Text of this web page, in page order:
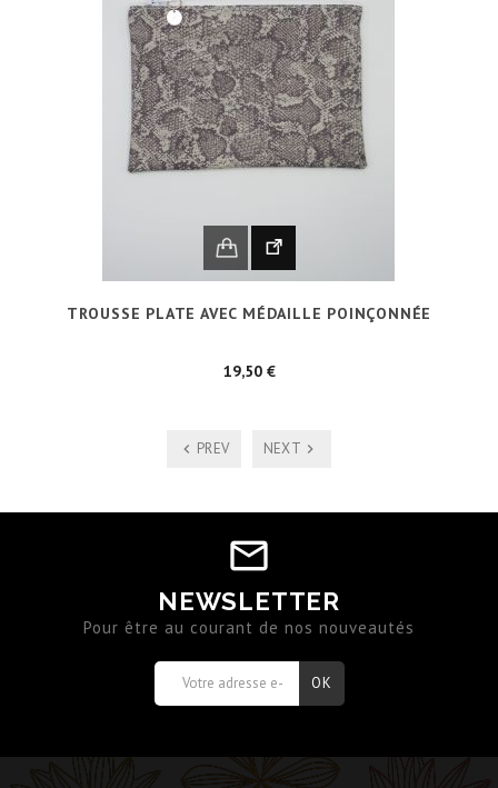
TROUSSE PLATE AVEC MÉDAILLE POINÇONNÉE
19,50 €Prix
PREV NEXT
NEWSLETTER
Pour être au courant de nos nouveautés